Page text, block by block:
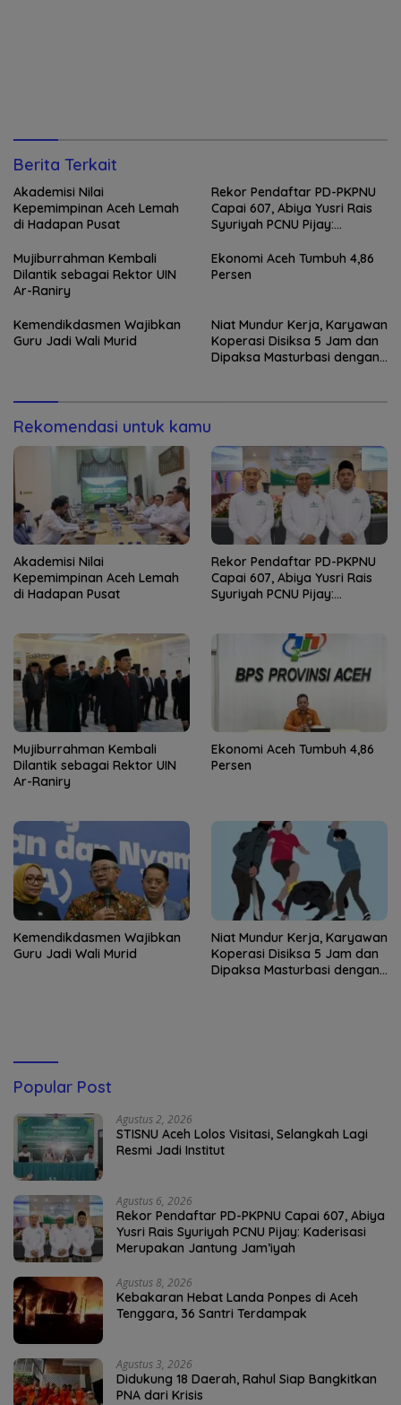
Berita Terkait
Akademisi Nilai
Kepemimpinan Aceh Lemah
di Hadapan Pusat
Rekor Pendaftar PD-PKPNU
Capai 607, Abiya Yusri Rais
Syuriyah PCNU Pijay:
Jantung Jam’iyah
Mujiburrahman Kembali
Dilantik sebagai Rektor UIN
Ar-Raniry
Ekonomi Aceh Tumbuh 4,86
Persen
Kemendikdasmen Wajibkan
Guru Jadi Wali Murid
Niat Mundur Kerja, Karyawan
Koperasi Disiksa 5 Jam dan
Dipaksa Masturbasi dengan
Rekomendasi untuk kamu
Akademisi Nilai
Kepemimpinan Aceh Lemah
di Hadapan Pusat
Rekor Pendaftar PD-PKPNU
Capai 607, Abiya Yusri Rais
Syuriyah PCNU Pijay:
Mujiburrahman Kembali
Dilantik sebagai Rektor UIN
Ar-Raniry
Ekonomi Aceh Tumbuh 4,86
Persen
Kemendikdasmen Wajibkan
Guru Jadi Wali Murid
Niat Mundur Kerja, Karyawan
Koperasi Disiksa 5 Jam dan
Dipaksa Masturbasi dengan
Popular Post
Agustus 2, 2026
STISNU Aceh Lolos Visitasi, Selangkah Lagi
Resmi Jadi Institut
Agustus 6, 2026
Rekor Pendaftar PD-PKPNU Capai 607, Abiya
Yusri Rais Syuriyah PCNU Pijay: Kaderisasi
Merupakan Jantung Jam’iyah
Agustus 8, 2026
Kebakaran Hebat Landa Ponpes di Aceh
Tenggara, 36 Santri Terdampak
Agustus 3, 2026
Didukung 18 Daerah, Rahul Siap Bangkitkan
PNA dari Krisis